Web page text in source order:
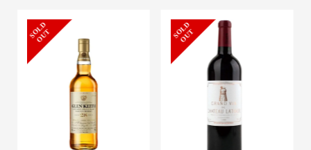
S
O
L
D
O
U
T S
O
L
D
O
U
T